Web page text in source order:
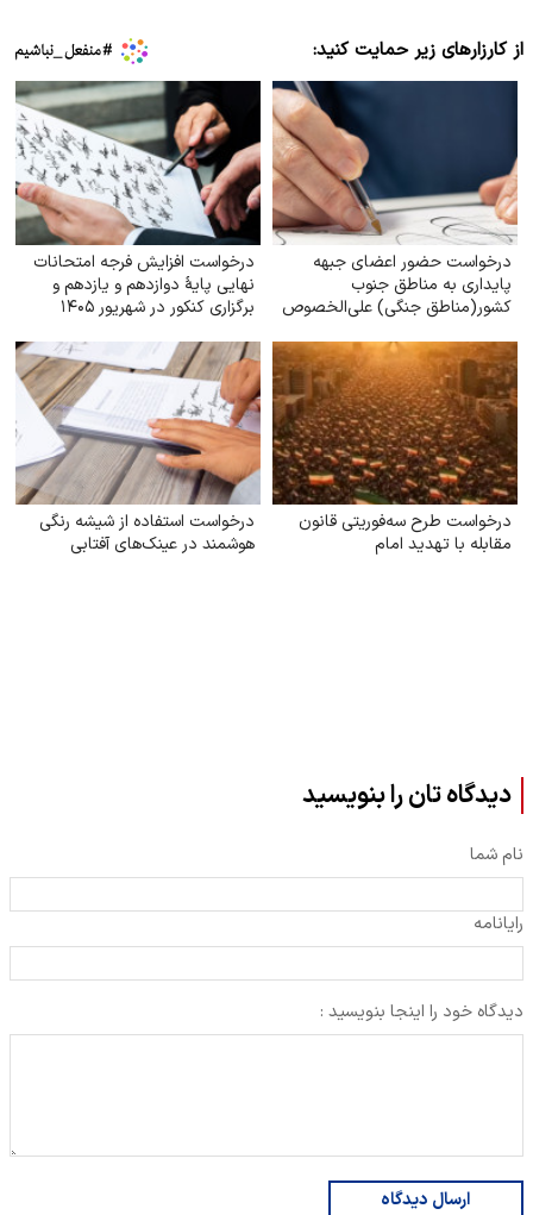
از کارزارهای زیر حمایت کنید:
درخواست حضور اعضای جبهه
پایداری به مناطق جنوب
کشور(مناطق جنگی) علی‌الخصوص
درخواست افزایش فرجه امتحانات
نهایی پایهٔ دوازدهم و یازدهم و
برگزاری کنکور در شهریور ۱۴۰۵
درخواست طرح سه‌فوریتی قانون
مقابله با تهدید امام
درخواست استفاده از شیشه رنگی
هوشمند در عینک‌های آفتابی
دیدگاه تان را بنویسید
نام شما
رایانامه
دیدگاه خود را اینجا بنویسید :
ارسال دیدگاه